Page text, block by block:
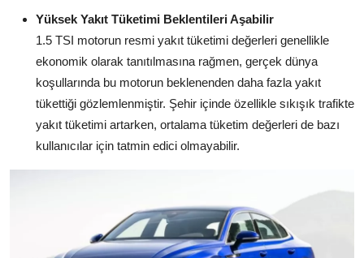
Yüksek Yakıt Tüketimi Beklentileri Aşabilir
1.5 TSI motorun resmi yakıt tüketimi değerleri genellikle
ekonomik olarak tanıtılmasına rağmen, gerçek dünya
koşullarında bu motorun beklenenden daha fazla yakıt
tükettiği gözlemlenmiştir. Şehir içinde özellikle sıkışık trafikte
yakıt tüketimi artarken, ortalama tüketim değerleri de bazı
kullanıcılar için tatmin edici olmayabilir.